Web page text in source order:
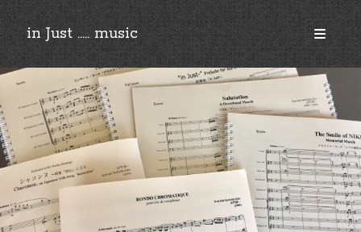
in Just ..... music
open
primary
menu
Sidebar
©︎2018-2025 by Ken’ichi MASAKADO, All rights reserved.